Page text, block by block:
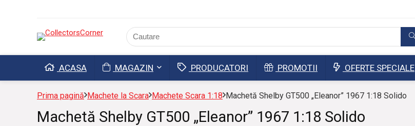
ACASA MAGAZIN PRODUCATORI PROMOTII OFERTE SPECIALE
Prima pagină Machete la Scara Machete Scara 1:18 Machetă Shelby GT500 „Eleanor” 1967 1:18 Solido
Machetă Shelby GT500 „Eleanor” 1967 1:18 Solido